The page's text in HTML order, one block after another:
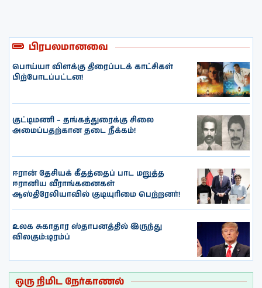
பிரபலமானவை
பொய்யா விளக்கு திரைப்படக் காட்சிகள்
பிற்போடப்பட்டன!
குட்டிமணி – தங்கத்துரைக்கு சிலை
அமைப்பதற்கான தடை நீக்கம்!
ஈரான் தேசியக் கீதத்தைப் பாட மறுத்த
ஈரானிய வீராங்கனைகள்
ஆஸ்திரேலியாவில் குடியுரிமை பெற்றனர்!
உலக சுகாதார ஸ்தாபனத்தில் இருந்து
விலகும்:டிரம்ப்
ஒரு நிமிட நேர்காணல்